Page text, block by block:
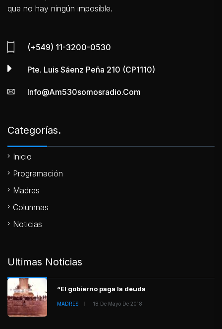
que no hay ningún imposible.
(+549) 11-3200-0530
Pte. Luis Sáenz Peña 210 (CP1110)
Info@am530somosradio.com
Categorías.
Inicio
Programación
Madres
Columnas
Noticias
Ultimas Noticias
“El gobierno paga la deuda
MADRES 18 De Mayo De 2018